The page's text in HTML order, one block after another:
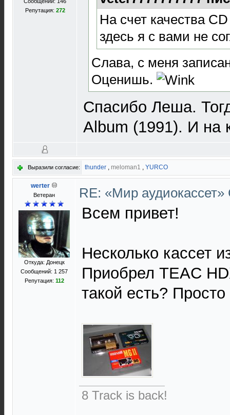
Репутация: 272
На счет качества
здесь я с вами не
Слава, с меня
Оценишь.
Спасибо Леша.
Album (1991). И на
Выразили согласие: thunder , meloman1 , YURCO
werter
Ветеран
Откуда: Донецк
Сообщений: 1 257
Репутация: 112
RE: «Мир
Всем привет!
Несколько кассет
Приобрел TEAC
такой есть?
8 Track is back!